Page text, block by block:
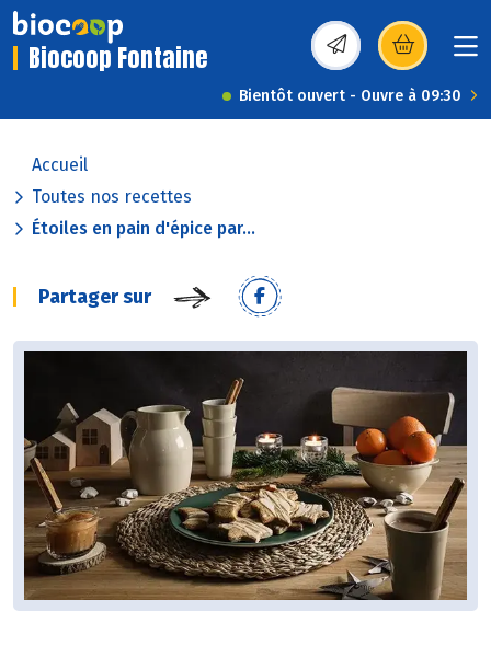
Biocoop Fontaine (s’ouvre dans une
Bientôt ouvert - Ouvre à 09:30
Accueil
Toutes nos recettes
Étoiles en pain d'épice par...
Partager sur